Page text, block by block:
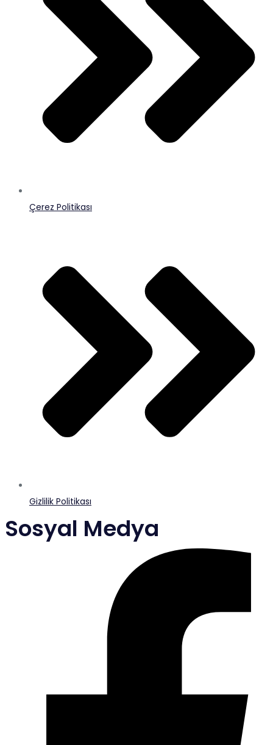
Çerez Politikası
Gizlilik Politikası
Sosyal Medya